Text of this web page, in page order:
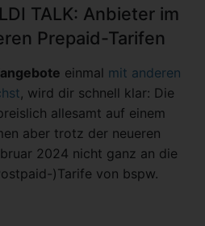
TALK: Anbieter im
Prepaid-Tarifen
einmal mit anderen
, wird dir schnell klar: Die
allesamt auf einem
aber trotz der neueren
2024 nicht ganz an die
)Tarife von bspw.